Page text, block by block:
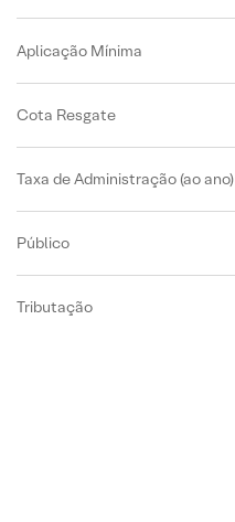
Aplicação Mínima
Cota Resgate
Taxa de Administração (ao ano)
Público
Tributação